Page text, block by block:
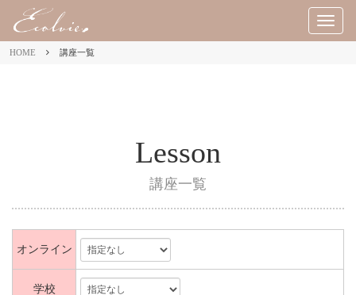
M
E
HOME 講座一覧
Lesson
講座一覧
オンライン
学校